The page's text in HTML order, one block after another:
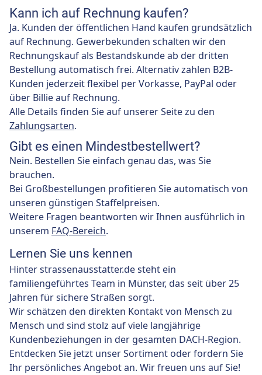
Kann ich auf Rechnung kaufen?
Ja. Kunden der öffentlichen Hand kaufen grundsätzlich
auf Rechnung. Gewerbekunden schalten wir den
Rechnungskauf als Bestandskunde ab der dritten
Bestellung automatisch frei. Alternativ zahlen B2B-
Kunden jederzeit flexibel per Vorkasse, PayPal oder
über Billie auf Rechnung.
Alle Details finden Sie auf unserer Seite zu den
Zahlungsarten.
Gibt es einen Mindestbestellwert?
Nein. Bestellen Sie einfach genau das, was Sie
brauchen.
Bei Großbestellungen profitieren Sie automatisch von
unseren günstigen Staffelpreisen.
Weitere Fragen beantworten wir Ihnen ausführlich in
unserem FAQ-Bereich.
Lernen Sie uns kennen
Hinter strassenausstatter.de steht ein
familiengeführtes Team in Münster, das seit über 25
Jahren für sichere Straßen sorgt.
Wir schätzen den direkten Kontakt von Mensch zu
Mensch und sind stolz auf viele langjährige
Kundenbeziehungen in der gesamten DACH-Region.
Entdecken Sie jetzt unser Sortiment oder fordern Sie
Ihr persönliches Angebot an. Wir freuen uns auf Sie!